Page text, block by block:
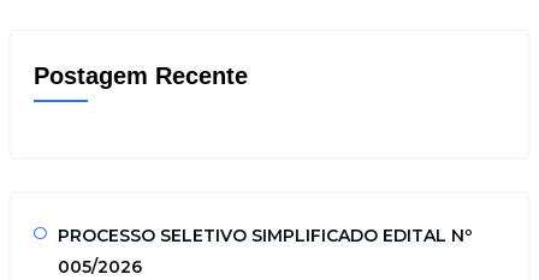
Postagem Recente
PROCESSO SELETIVO SIMPLIFICADO EDITAL Nº
005/2026